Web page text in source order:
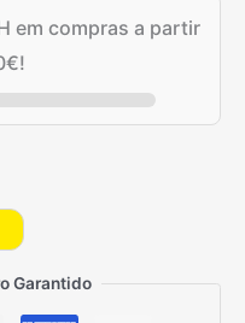
em compras a partir
€!
Garantido